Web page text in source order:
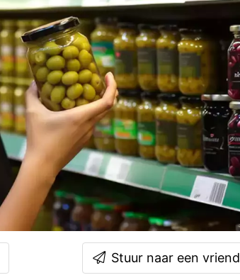
Stuur naar een vriend